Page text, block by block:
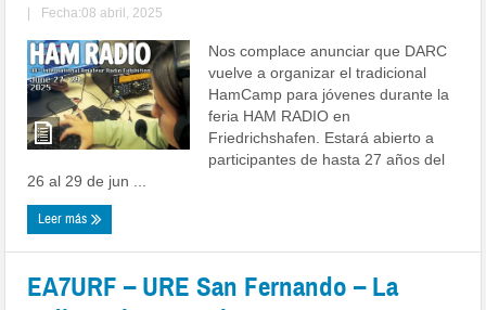
| Fecha:08 abril, 2025
Nos complace anunciar que DARC
vuelve a organizar el tradicional
HamCamp para jóvenes durante la
feria HAM RADIO en
Friedrichshafen. Estará abierto a
participantes de hasta 27 años del
26 al 29 de jun ...
Leer más
EA7URF – URE San Fernando – La